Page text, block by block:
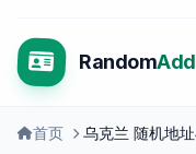
Random
首页 乌克兰 随机地